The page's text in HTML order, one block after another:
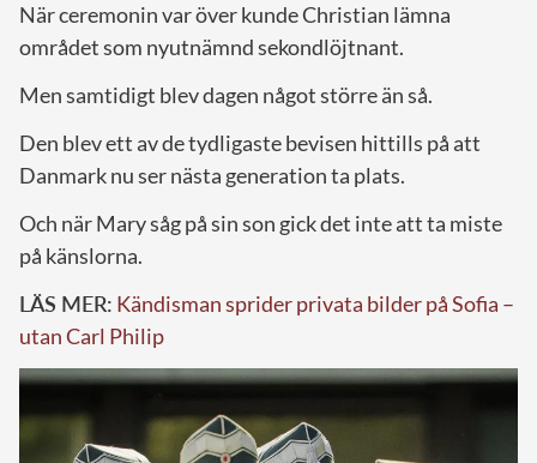
När ceremonin var över kunde Christian lämna
området som nyutnämnd sekondlöjtnant.
Men samtidigt blev dagen något större än så.
Den blev ett av de tydligaste bevisen hittills på att
Danmark nu ser nästa generation ta plats.
Och när Mary såg på sin son gick det inte att ta miste
på känslorna.
LÄS MER: Kändisman sprider privata bilder på Sofia –
utan Carl Philip